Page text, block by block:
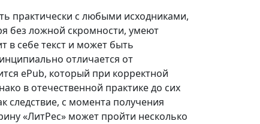
практически с любыми исходниками,
без ложной скромности, умеют
в себе текст и может быть
отличается от
ePub, который при корректной
в отечественной практике до сих
следствие, с момента получения
«ЛитРес» может пройти несколько